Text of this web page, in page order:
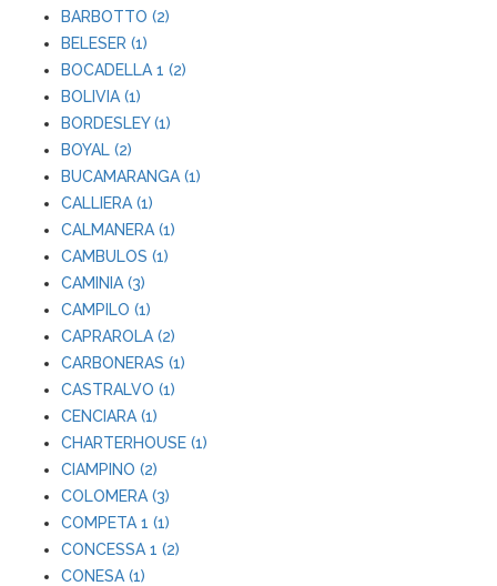
BARBOTTO (2)
BELESER (1)
BOCADELLA 1 (2)
BOLIVIA (1)
BORDESLEY (1)
BOYAL (2)
BUCAMARANGA (1)
CALLIERA (1)
CALMANERA (1)
CAMBULOS (1)
CAMINIA (3)
CAMPILO (1)
CAPRAROLA (2)
CARBONERAS (1)
CASTRALVO (1)
CENCIARA (1)
CHARTERHOUSE (1)
CIAMPINO (2)
COLOMERA (3)
COMPETA 1 (1)
CONCESSA 1 (2)
CONESA (1)